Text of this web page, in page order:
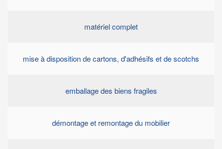
matériel complet
mise à disposition de cartons, d'adhésifs et de scotchs
emballage des biens fragiles
démontage et remontage du mobilier